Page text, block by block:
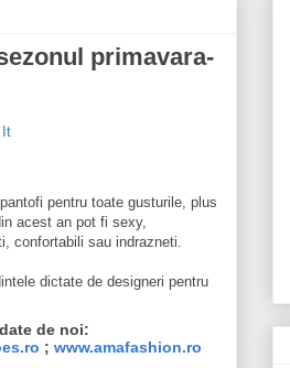
primavara-
It
pentru toate gusturile, plus
acest an pot fi sexy,
confortabili sau indrazneti.
dictate de designeri pentru
de noi:
; www.amafashion.ro